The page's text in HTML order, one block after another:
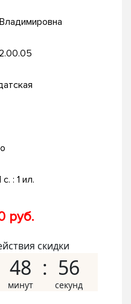
с. : 1 ил.
руб.
скидки
48 55